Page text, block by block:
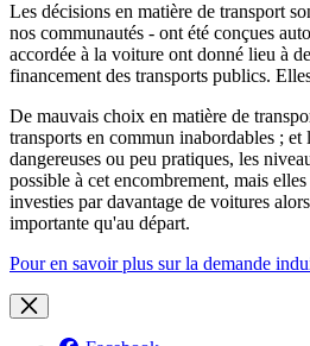
Les décisions en matière de transport
nos communautés - ont été conçues
accordée à la voiture ont donné lieu à
financement des transports publics.
De mauvais choix en matière de
transports en commun inabordables ;
dangereuses ou peu pratiques, les
possible à cet encombrement, mais
investies par davantage de voitures
importante qu'au départ.
Pour en savoir plus sur la demande